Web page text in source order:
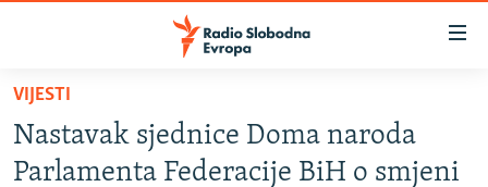
Pređite
glavni
sadržaj
BOSNA I HERCEGOVINA
VIJESTI
Nastavak sjednice Doma naroda
Parlamenta Federacije BiH o smjeni